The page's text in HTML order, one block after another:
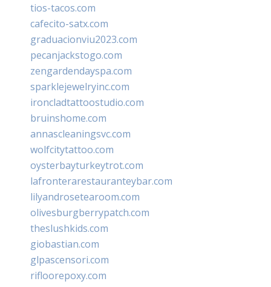
tios-tacos.com
cafecito-satx.com
graduacionviu2023.com
pecanjackstogo.com
zengardendayspa.com
sparklejewelryinc.com
ironcladtattoostudio.com
bruinshome.com
annascleaningsvc.com
wolfcitytattoo.com
oysterbayturkeytrot.com
lafronterarestauranteybar.com
lilyandrosetearoom.com
olivesburgberrypatch.com
theslushkids.com
giobastian.com
glpascensori.com
rifloorepoxy.com